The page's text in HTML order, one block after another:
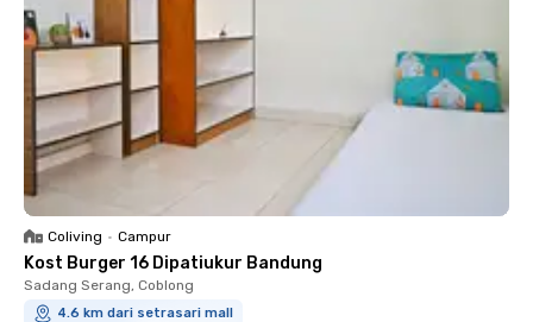
Coliving • Campur
Kost Burger 16 Dipatiukur Bandung
Sadang Serang, Coblong
4.6 km dari setrasari mall